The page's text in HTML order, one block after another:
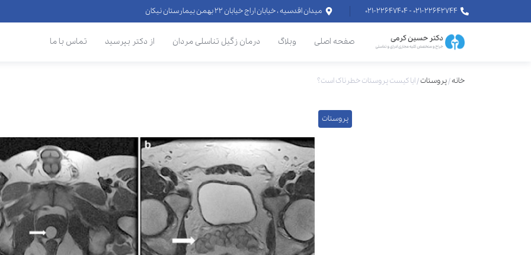
۰۲۱-۲۲۶۴۲۷۴۴ - ۰۲۱-۲۲۶۴۷۴۰۴ میدان اقدسیه ، خیابان اراج خیابان ۲۲ بهمن بیمارستان نیکان
صفحه اصلی وبلاگ درمان زگیل تناسلی مردان از دکتر بپرسید تماس با ما
خانه/پروستات/ایا کیست پروستات خطرناک است؟
پروستات